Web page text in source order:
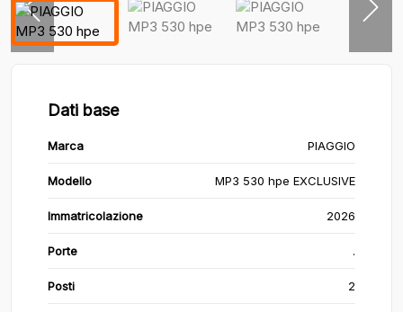
Dati base
Marca PIAGGIO
Modello MP3 530 hpe EXCLUSIVE
Immatricolazione 2026
Porte .
Posti 2